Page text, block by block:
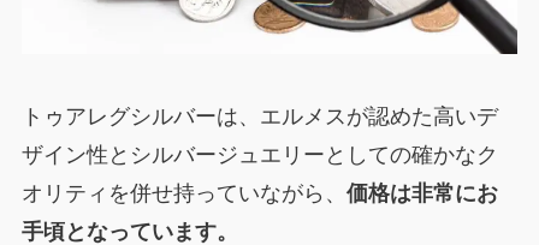
トゥアレグシルバーは、エルメスが認めた高いデ
ザイン性とシルバージュエリーとしての確かなク
オリティを併せ持っていながら、 価格は非常にお
手頃となっています。